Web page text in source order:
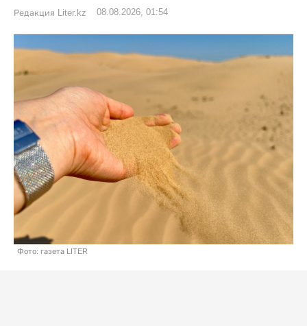
Редакция Liter.kz 08.08.2026, 01:54
Фото: газета LITER